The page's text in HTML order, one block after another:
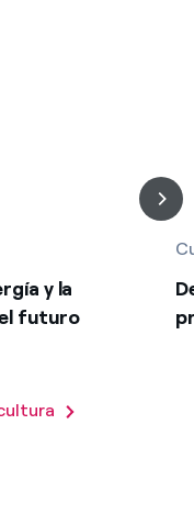
y la
futuro